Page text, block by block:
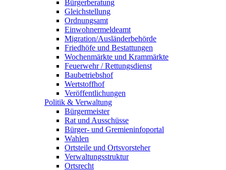
Bürgerberatung
Gleichstellung
Ordnungsamt
Einwohnermeldeamt
Migration/Ausländerbehörde
Friedhöfe und Bestattungen
Wochenmärkte und Krammärkte
Feuerwehr / Rettungsdienst
Baubetriebshof
Wertstoffhof
Veröffentlichungen
Politik & Verwaltung
Bürgermeister
Rat und Ausschüsse
Bürger- und Gremieninfoportal
Wahlen
Ortsteile und Ortsvorsteher
Verwaltungsstruktur
Ortsrecht